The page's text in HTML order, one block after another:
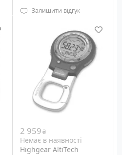
Залишити відгук
Водонепроникність: 50
Призначення: Монітор
серцевого ритму для
велоспорту
2 959₴
Немає в наявності
Highgear AltiTech